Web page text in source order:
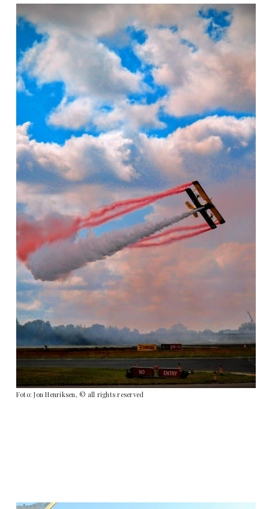
Foto: Jon Henriksen, © all rights reserved